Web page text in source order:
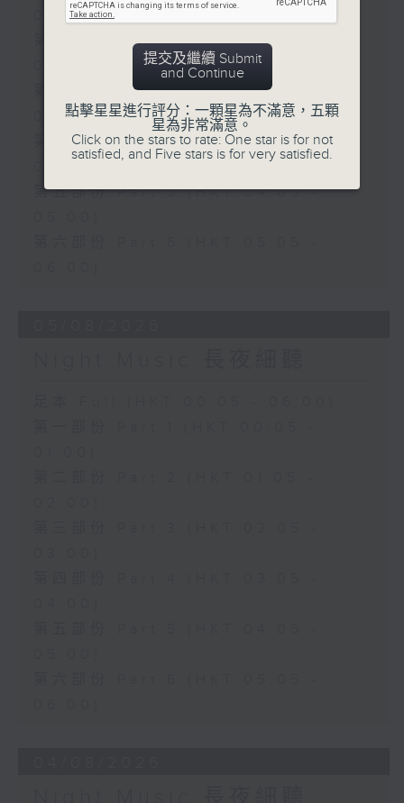
01:00)
第二部份 Part 2 (HKT 01:05 -
第三部份 Part 3 (HKT 02:05 -
03:00)
第四部份 Part 4 (HKT 03:05 -
第五部份 Part 5 (HKT 04:05 -
提交及繼續 Submit
and Continue
點擊星星進行評分：一顆星為不滿意，五顆
星為非常滿意。
Click on the stars to rate: One star is for not
satisfied, and Five stars is for very satisfied.